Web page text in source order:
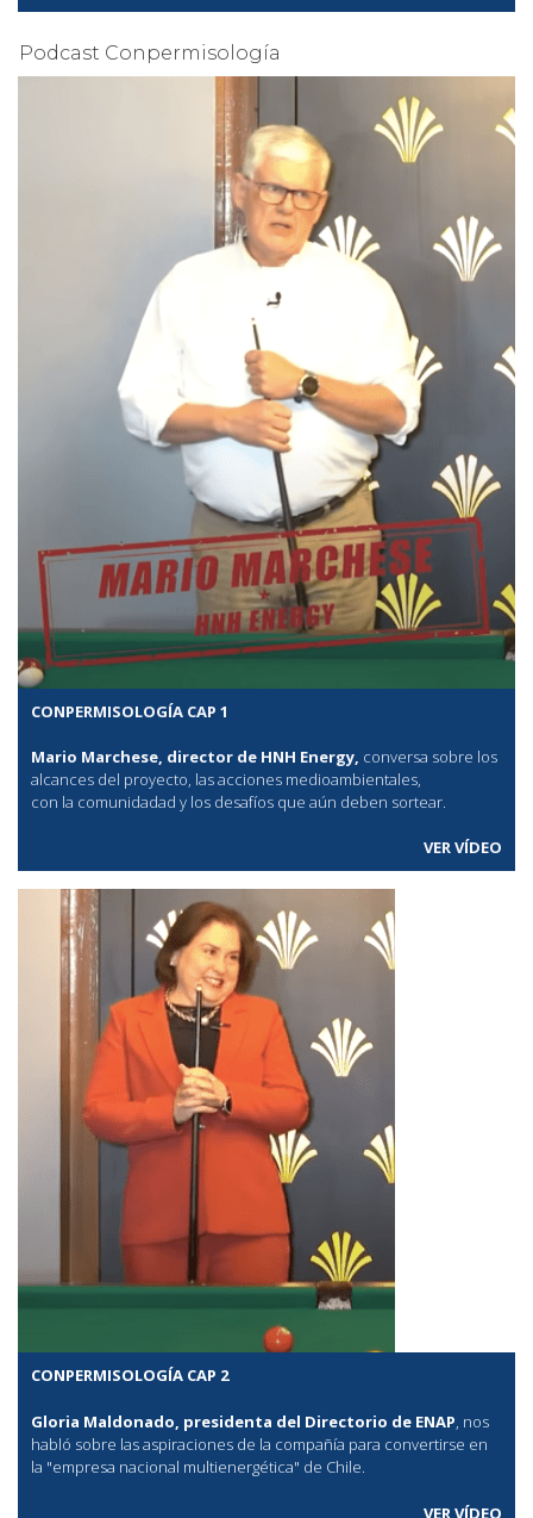
Podcast Conpermisología
CONPERMISOLOGÍA CAP 1
Mario Marchese, director de HNH Energy, conversa sobre los
alcances del proyecto, las acciones medioambientales,
con la comunidadad y los desafíos que aún deben sortear.
VER VÍDEO
CONPERMISOLOGÍA CAP 2
Gloria Maldonado, presidenta del Directorio de ENAP, nos
habló sobre las aspiraciones de la compañía para convertirse en
la "empresa nacional multienergética" de Chile.
VER VÍDEO